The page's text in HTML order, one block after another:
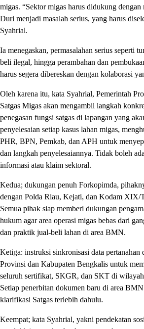
migas. “Sektor migas harus didukung dengan
Duri menjadi masalah serius, yang harus
Syahrial.
Ia menegaskan, permasalahan serius seperti
beli ilegal, hingga perambahan dan
harus segera dibereskan dengan kolaborasi
Oleh karena itu, kata Syahrial, Pemerintah
Satgas Migas akan mengambil langkah
penegasan fungsi satgas di lapangan yang
penyelesaian setiap kasus lahan migas,
PHR, BPN, Pemkab, dan APH untuk
dan langkah penyelesaiannya. Tidak boleh
informasi atau klaim sektoral.
Kedua; dukungan penuh Forkopimda,
dengan Polda Riau, Kejati, dan Kodam XIX/
Semua pihak siap memberi dukungan
hukum agar area operasi migas bebas dari
dan praktik jual-beli lahan di area BMN.
Ketiga: instruksi sinkronisasi data pertanahan
Provinsi dan Kabupaten Bengkalis untuk
seluruh sertifikat, SKGR, dan SKT di
Setiap penerbitan dokumen baru di area
klarifikasi Satgas terlebih dahulu.
Keempat; kata Syahrial, yakni pendekatan